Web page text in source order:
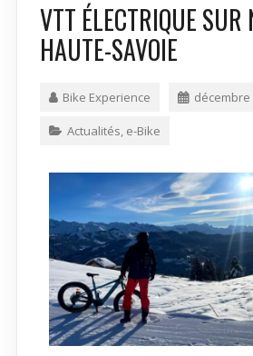
VTT ÉLECTRIQUE SUR
HAUTE-SAVOIE
Bike Experience décembre
Actualités, e-Bike